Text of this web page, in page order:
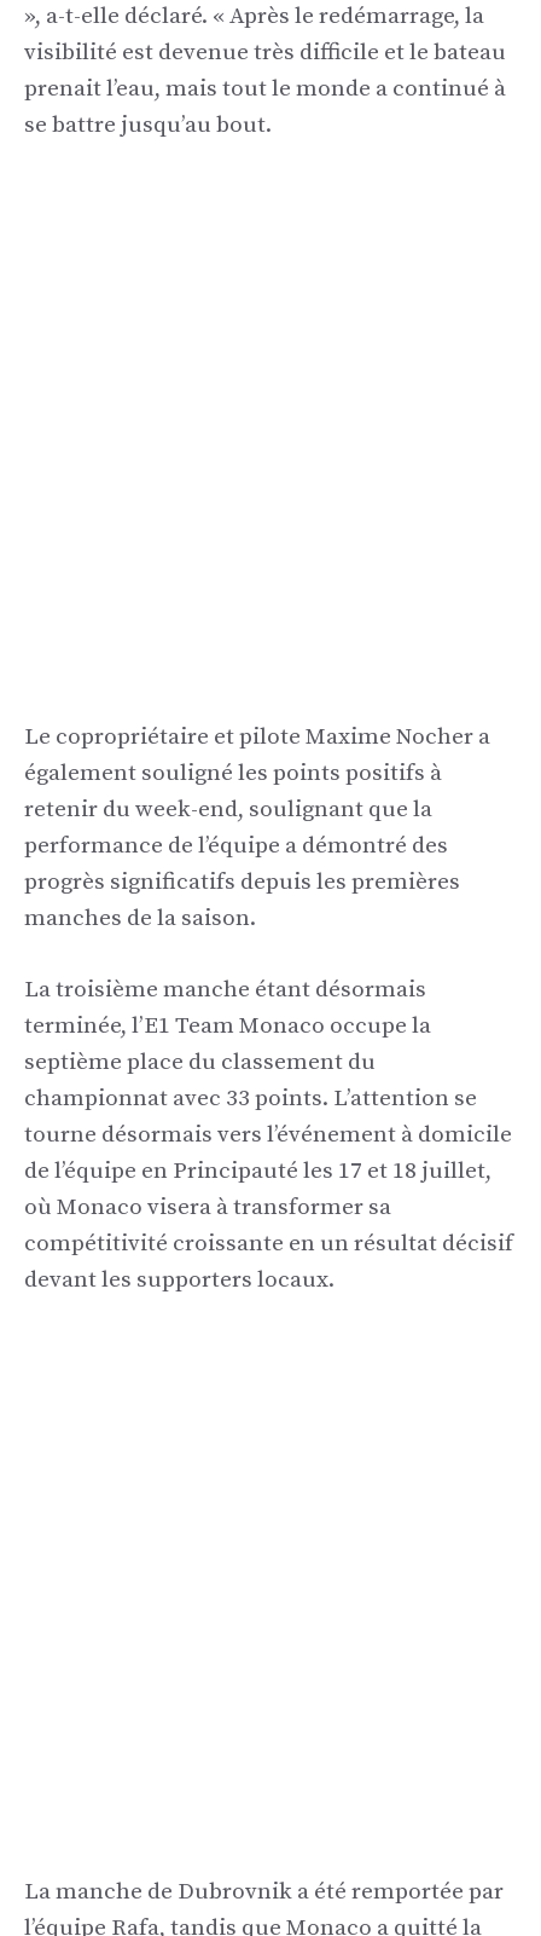
», a-t-elle déclaré. « Après le redémarrage, la
visibilité est devenue très difficile et le bateau
prenait l’eau, mais tout le monde a continué à
se battre jusqu’au bout.
Le copropriétaire et pilote Maxime Nocher a
également souligné les points positifs à
retenir du week-end, soulignant que la
performance de l’équipe a démontré des
progrès significatifs depuis les premières
manches de la saison.
La troisième manche étant désormais
terminée, l’E1 Team Monaco occupe la
septième place du classement du
championnat avec 33 points. L’attention se
tourne désormais vers l’événement à domicile
de l’équipe en Principauté les 17 et 18 juillet,
où Monaco visera à transformer sa
compétitivité croissante en un résultat décisif
devant les supporters locaux.
La manche de Dubrovnik a été remportée par
l’équipe Rafa, tandis que Monaco a quitté la